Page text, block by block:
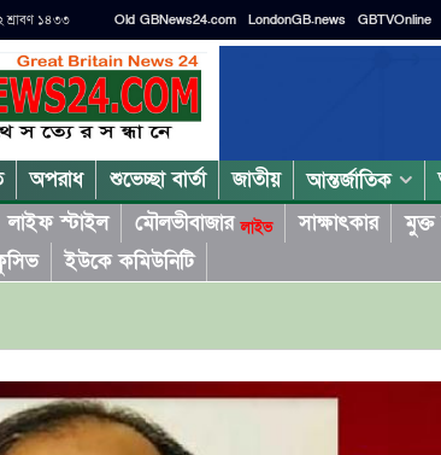
১৪৩৩ Old GBNews24.com LondonGB.news GBTVOnline
অপরাধ শুভেচ্ছা বার্তা জাতীয় আন্তর্জাতিক
লাইফ স্টাইল মৌলভীবাজারলাইভ সাক্ষাৎকার
ইউকে কমিউনিটি